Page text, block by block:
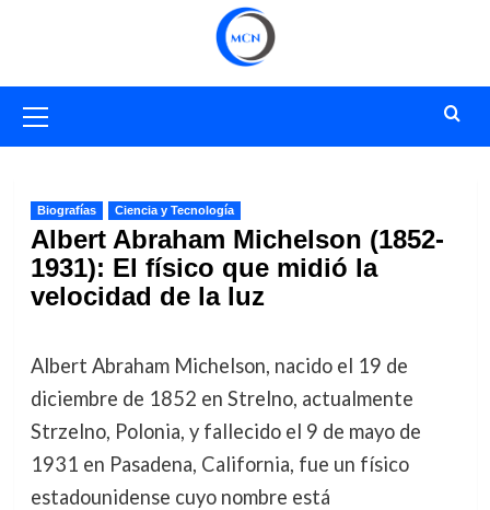
primario
Biografías Ciencia y Tecnología
Albert Abraham Michelson (1852-
1931): El físico que midió la
velocidad de la luz
Albert Abraham Michelson, nacido el 19 de
diciembre de 1852 en Strelno, actualmente
Strzelno, Polonia, y fallecido el 9 de mayo de
1931 en Pasadena, California, fue un físico
estadounidense cuyo nombre está